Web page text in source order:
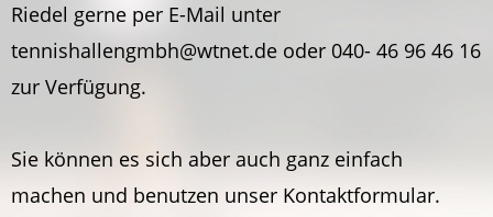
Riedel gerne per E-Mail unter
tennishallengmbh@wtnet.de oder 040- 46 96 46 16
zur Verfügung.
Sie können es sich aber auch ganz einfach
machen und benutzen unser Kontaktformular.